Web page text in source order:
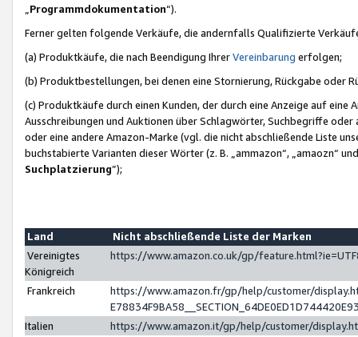
Programmdokumentation“).
Ferner gelten folgende Verkäufe, die andernfalls Qualifizierte
(a) Produktkäufe, die nach Beendigung IhrerVereinbarung erfolgen;
(b) Produktbestellungen, bei denen eine Stornierung, Rückgabe oder
(c) Produktkäufe durch einen Kunden, der durch eine Anzeige auf
Ausschreibungen und Auktionen über Schlagwörter, Suchbegriffe
oder eine andere Amazon-Marke (vgl. die nicht abschließende Liste
buchstabierte Varianten dieser Wörter (z. B. „ammazon“, „amaozn“
Suchplatzierung”);
Land
Nicht abschließende Liste der Marken
Vereinigtes
Königreich
https://www.amazon.co.uk/gp/
Frankreich
https://www.amazon.fr/gp/help/customer/
Italien
https://www.amazon.it/gp/help/customer/